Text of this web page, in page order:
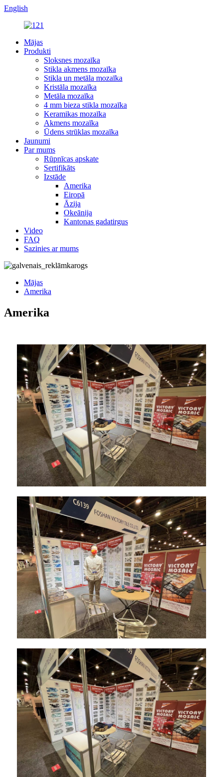
English
Mājas
Produkti
Sloksnes mozaīka
Stikla akmens mozaīka
Stikla un metāla mozaīka
Kristāla mozaīka
Metāla mozaīka
4 mm bieza stikla mozaīka
Keramikas mozaīka
Akmens mozaīka
Ūdens strūklas mozaīka
Jaunumi
Par mums
Rūpnīcas apskate
Sertifikāts
Izstāde
Amerika
Eiropā
Āzija
Okeānija
Kantonas gadatirgus
Video
FAQ
Sazinies ar mums
Mājas
Amerika
Amerika